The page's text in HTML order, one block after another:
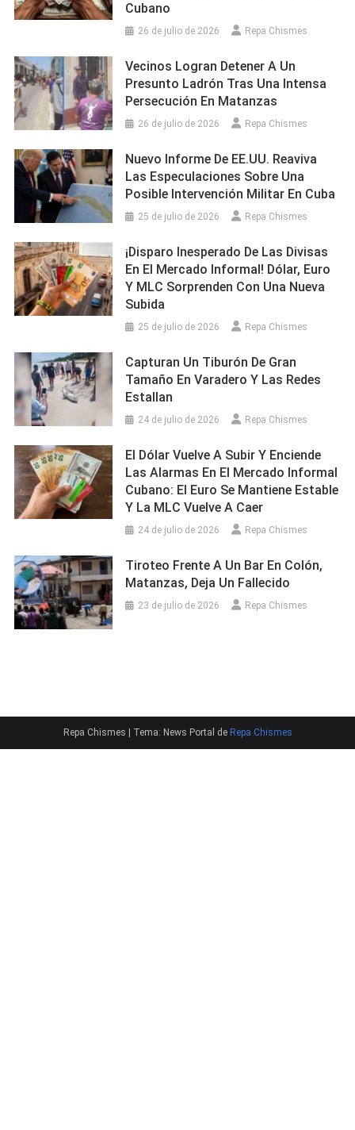
Cubano
26 de julio de 2026 Repa Chismes
Vecinos Logran Detener A Un
Presunto Ladrón Tras Una Intensa
Persecución En Matanzas
26 de julio de 2026 Repa Chismes
Nuevo Informe De EE.UU. Reaviva
Las Especulaciones Sobre Una
Posible Intervención Militar En Cuba
25 de julio de 2026 Repa Chismes
¡Disparo Inesperado De Las Divisas
En El Mercado Informal! Dólar, Euro
Y MLC Sorprenden Con Una Nueva
Subida
25 de julio de 2026 Repa Chismes
Capturan Un Tiburón De Gran
Tamaño En Varadero Y Las Redes
Estallan
24 de julio de 2026 Repa Chismes
El Dólar Vuelve A Subir Y Enciende
Las Alarmas En El Mercado Informal
Cubano: El Euro Se Mantiene Estable
Y La MLC Vuelve A Caer
24 de julio de 2026 Repa Chismes
Tiroteo Frente A Un Bar En Colón,
Matanzas, Deja Un Fallecido
23 de julio de 2026 Repa Chismes
Repa Chismes Tema: News Portal de Repa Chismes